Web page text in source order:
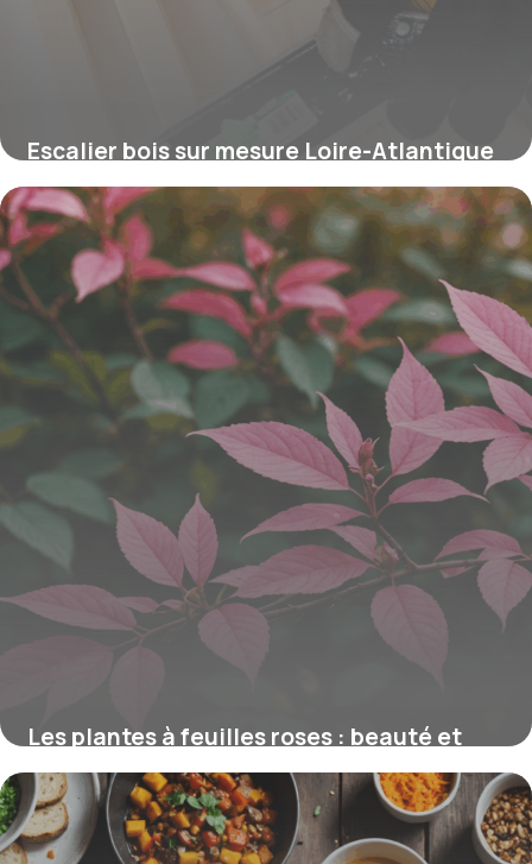
Escalier bois sur mesure Loire-Atlantique
: styles et tarifs
16 juin 2026
Les plantes à feuilles roses : beauté et
propriétés dépolluantes naturelles
15 juin 2026